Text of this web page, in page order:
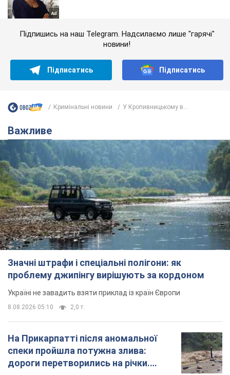
Підпишись на наш Telegram. Надсилаємо лише "гарячі"
новини!
Підписатись Підписатись
Кримінальні новини У Кропивницькому в...
Важливе
Значні штрафи і спеціальні полігони: як
проблему джипінгу вирішують за кордоном
Україні не завадить взяти приклад із країн Європи
8.08.2026 05:10 2,0 т.
На Прикарпатті після аномальної
спеки пройшла потужна злива:
дороги перетворились на річки.